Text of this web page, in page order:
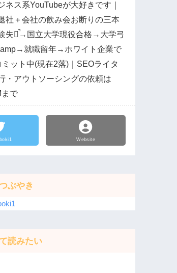
ネス系YouTubeが大好きです｜
社＋会社の飲み会お断りの三本
失敗̚→国立大学現役合格→大学弓
就職留年→ホワイト企業で
ット中(現在2落)｜SEOライタ
・アウトソーシングの依頼は
まで
Website
ぶやき
読みたい